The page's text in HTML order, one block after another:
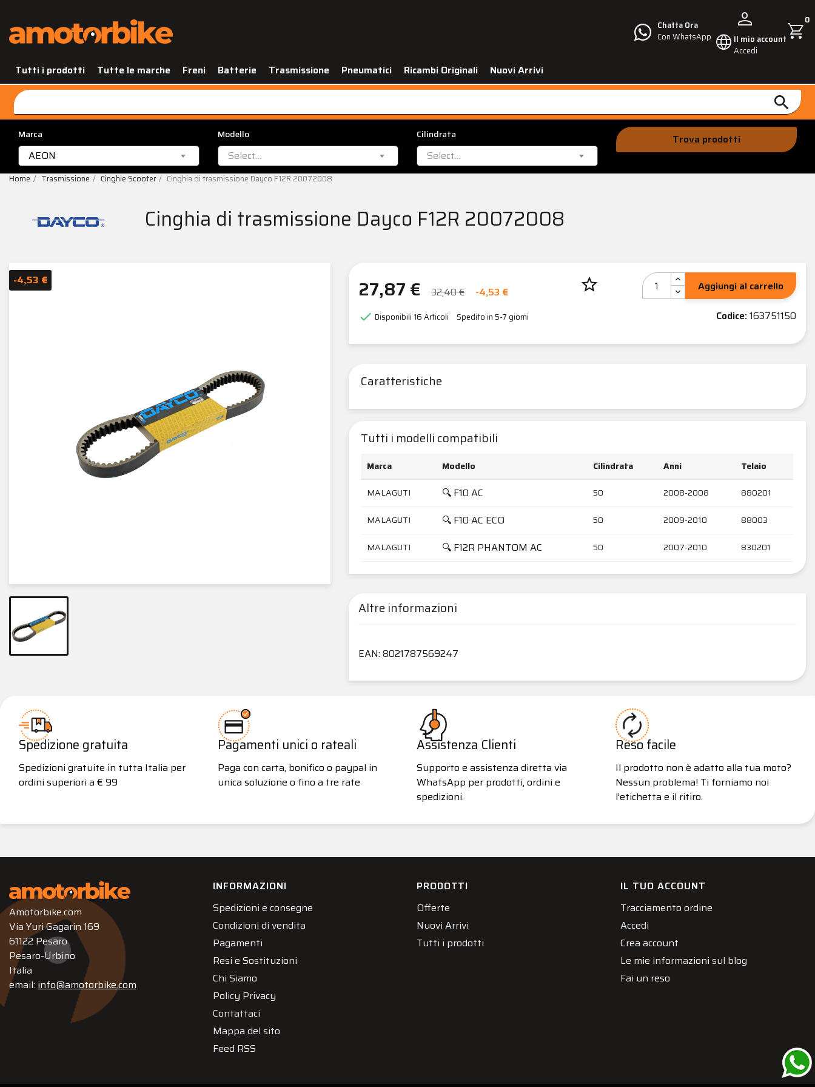
shopping_cart0
person
Il mio account
Accedi
language
Chatta Ora
Con WhatsApp
Tutti i prodotti Tutte le marche Freni Batterie Trasmissione Pneumatici Ricambi Originali Nuovi Arrivi
search
Marca
AEON
Modello
Select...
Cilindrata
Select...
Trova prodotti
Home Trasmissione Cinghie Scooter Cinghia di trasmissione Dayco F12R 20072008
Cinghia di trasmissione Dayco F12R 20072008
-4,53 € 27,87 € 32,40 € -4,53 €
 Disponibili 16 Articoli Spedito in 5-7 giorni
star_border
Aggiungi al carrello
Codice:163751150
Caratteristiche
Tutti i modelli compatibili
Marca Modello Cilindrata Anni
Telaio
MALAGUTI
🔍 F10 AC 50 2008-2008 880201
MALAGUTI 🔍 F10 AC ECO 50 2009-2010 88003
MALAGUTI 🔍 F12R PHANTOM AC 50 2007-2010 830201
Altre informazioni
EAN: 8021787569247
Spedizione gratuita
Spedizioni gratuite in tutta Italia per
ordini superiori a € 99
Pagamenti unici o rateali
Paga con carta, bonifico o paypal in
unica soluzione o fino a tre rate
Assistenza Clienti
Supporto e assistenza diretta via
WhatsApp per prodotti, ordini e
spedizioni.
Reso facile
Il prodotto non è adatto alla tua moto?
Nessun problema! Ti forniamo noi
l’etichetta e il ritiro.
Amotorbike.com
Via Yuri Gagarin 169
61122 Pesaro
Pesaro-Urbino
Italia
email: info@amotorbike.com
INFORMAZIONI
Spedizioni e consegne
Condizioni di vendita
Pagamenti
Resi e Sostituzioni
Chi Siamo
Policy Privacy
Contattaci
Mappa del sito
Feed RSS
PRODOTTI
Offerte
Nuovi Arrivi
Tutti i prodotti
IL TUO ACCOUNT
Tracciamento ordine
Accedi
Crea account
Le mie informazioni sul blog
Fai un reso